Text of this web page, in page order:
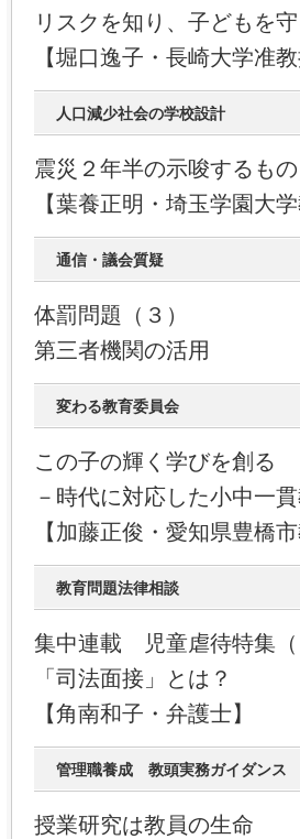
リスクを知り、子どもを
【堀口逸子・長崎大学准教
人口減少社会の学校設計
震災２年半の示唆するもの
【葉養正明・埼玉学園大学
通信・議会質疑
体罰問題（３）
第三者機関の活用
変わる教育委員会
この子の輝く学びを創る
－時代に対応した小中一貫
【加藤正俊・愛知県豊橋
教育問題法律相談
集中連載 児童虐待特集（
「司法面接」とは？
【角南和子・弁護士】
管理職養成 教頭実務ガイダンス
授業研究は教員の生命